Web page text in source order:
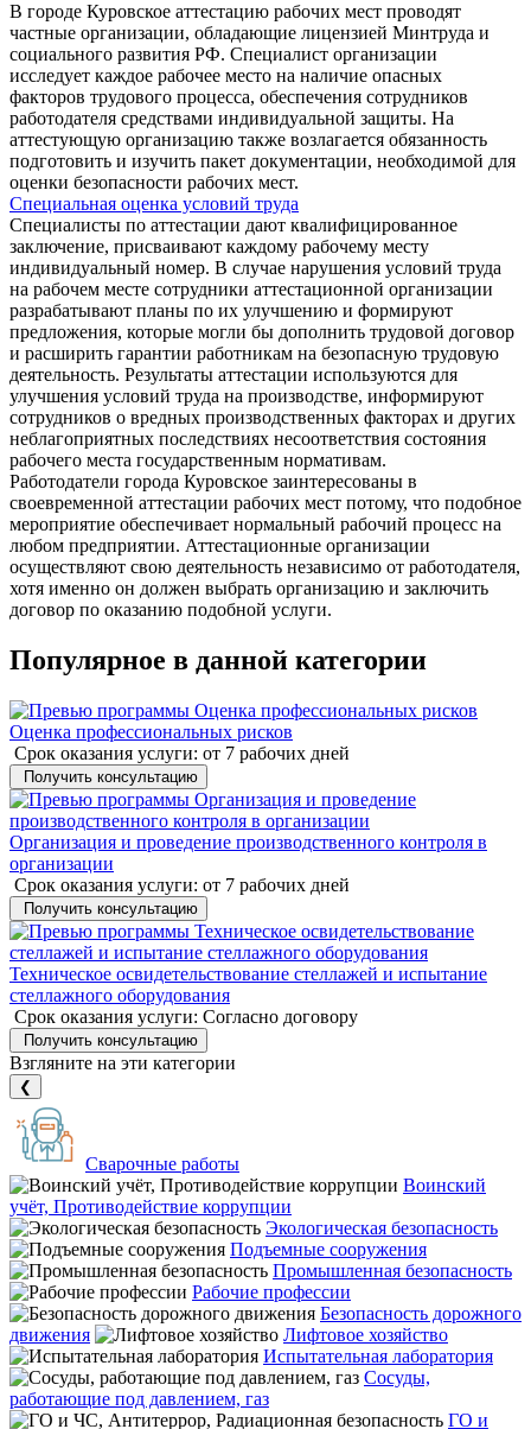
В городе Куровское аттестацию рабочих мест проводят
частные организации, обладающие лицензией Минтруда и
социального развития РФ. Специалист организации
исследует каждое рабочее место на наличие опасных
факторов трудового процесса, обеспечения сотрудников
работодателя средствами индивидуальной защиты. На
аттестующую организацию также возлагается обязанность
подготовить и изучить пакет документации, необходимой для
оценки безопасности рабочих мест.
Специальная оценка условий труда
Специалисты по аттестации дают квалифицированное
заключение, присваивают каждому рабочему месту
индивидуальный номер. В случае нарушения условий труда
на рабочем месте сотрудники аттестационной организации
разрабатывают планы по их улучшению и формируют
предложения, которые могли бы дополнить трудовой договор
и расширить гарантии работникам на безопасную трудовую
деятельность. Результаты аттестации используются для
улучшения условий труда на производстве, информируют
сотрудников о вредных производственных факторах и других
неблагоприятных последствиях несоответствия состояния
рабочего места государственным нормативам.
Работодатели города Куровское заинтересованы в
своевременной аттестации рабочих мест потому, что подобное
мероприятие обеспечивает нормальный рабочий процесс на
любом предприятии. Аттестационные организации
осуществляют свою деятельность независимо от работодателя,
хотя именно он должен выбрать организацию и заключить
договор по оказанию подобной услуги.
Популярное в данной категории
Оценка профессиональных рисков
Срок оказания услуги: от 7 рабочих дней
Получить консультацию
Организация и проведение производственного контроля в
организации
Срок оказания услуги: от 7 рабочих дней
Получить консультацию
Техническое освидетельствование стеллажей и испытание
стеллажного оборудования
Срок оказания услуги: Согласно договору
Получить консультацию
Взгляните на эти категории
❮
Сварочные работы
Воинский
учёт, Противодействие коррупции
Экологическая безопасность
Подъемные сооружения
Промышленная безопасность
Рабочие профессии
Безопасность дорожного
движения
Лифтовое хозяйство
Испытательная лаборатория
Сосуды,
работающие под давлением, газ
ГО и